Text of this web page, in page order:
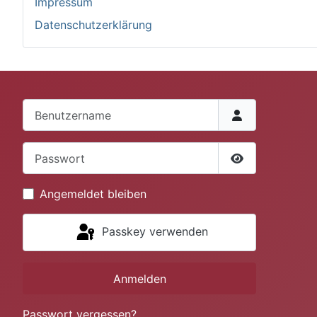
Datenschutzerklärung
Passwort
Angemeldet bleiben
Passkey verwenden
Anmelden